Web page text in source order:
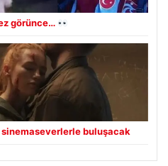
görünce…
buluşacak